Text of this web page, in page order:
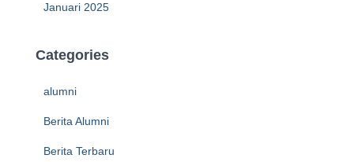
Januari 2025
Categories
alumni
Berita Alumni
Berita Terbaru